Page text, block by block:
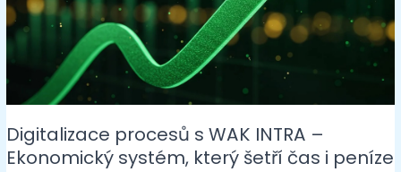
Digitalizace procesů s WAK INTRA –
Ekonomický systém, který šetří čas i peníze